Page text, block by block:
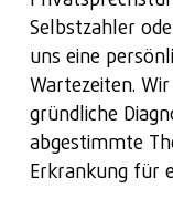
Selbstzahler
uns eine
Wartezeiten.
gründliche
abgestimmte
Erkrankung für